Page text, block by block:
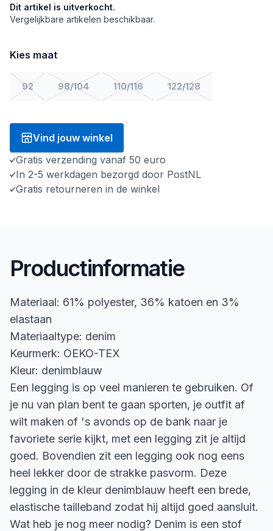
Dit artikel is uitverkocht.
Vergelijkbare artikelen beschikbaar.
Kies maat
92 98/104 110/116 122/128
Vind jouw winkel
Gratis verzending vanaf 50 euro
In 2-5 werkdagen bezorgd door PostNL
Gratis retourneren in de winkel
Productinformatie
Materiaal: 61% polyester, 36% katoen en 3%
elastaan
Materiaaltype: denim
Keurmerk: OEKO-TEX
Kleur: denimblauw
Een legging is op veel manieren te gebruiken. Of
je nu van plan bent te gaan sporten, je outfit af
wilt maken of 's avonds op de bank naar je
favoriete serie kijkt, met een legging zit je altijd
goed. Bovendien zit een legging ook nog eens
heel lekker door de strakke pasvorm. Deze
legging in de kleur denimblauw heeft een brede,
elastische tailleband zodat hij altijd goed aansluit.
Wat heb je nog meer nodig? Denim is een stof